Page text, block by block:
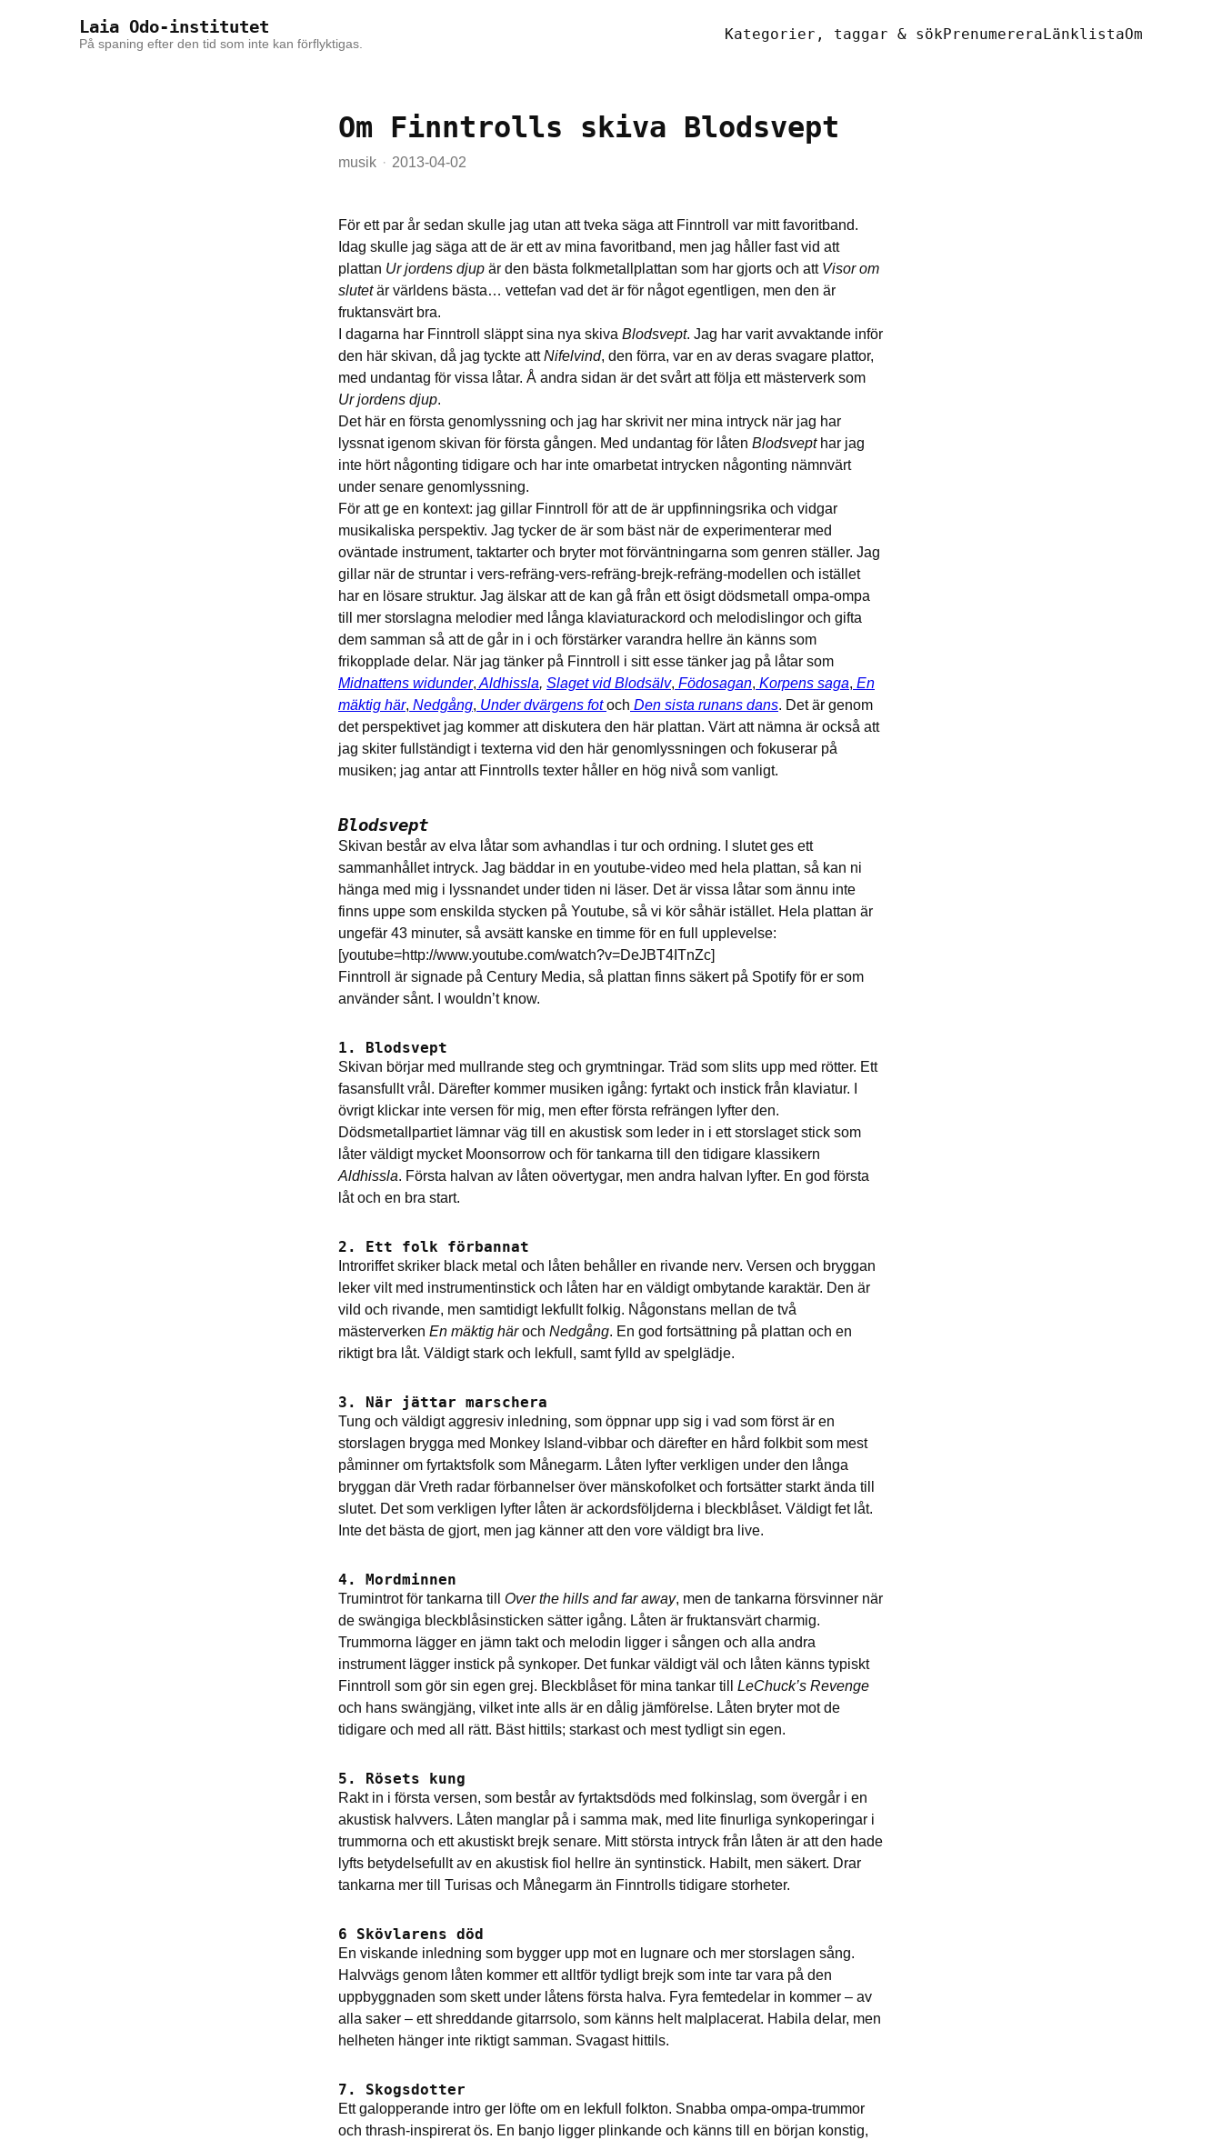
Laia Odo-institutet
På spaning efter den tid som inte kan förflyktigas.
Kategorier, taggar & sökPrenumereraLänklistaOm
Om Finntrolls skiva Blodsvept
musik 2013-04-02
För ett par år sedan skulle jag utan att tveka säga att Finntroll var mitt favoritband.
Idag skulle jag säga att de är ett av mina favoritband, men jag håller fast vid att
plattan Ur jordens djup är den bästa folkmetallplattan som har gjorts och att Visor om
slutetär världens bästa… vettefan vad det är för något egentligen, men den är
fruktansvärt bra.
I dagarna har Finntroll släppt sina nya skiva Blodsvept. Jag har varit avvaktande inför
den här skivan, då jag tyckte attNifelvind, den förra, var en av deras svagare plattor,
med undantag för vissa låtar. Å andra sidan är det svårt att följa ett mästerverk som
Ur jordens djup.
Det här en första genomlyssning och jag har skrivit ner mina intryck när jag har
lyssnat igenom skivan för första gången. Med undantag för låten Blodsvepthar jag
inte hört någonting tidigare och har inte omarbetat intrycken någonting nämnvärt
under senare genomlyssning.
För att ge en kontext: jag gillar Finntroll för att de är uppfinningsrika och vidgar
musikaliska perspektiv. Jag tycker de är som bäst när de experimenterar med
oväntade instrument, taktarter och bryter mot förväntningarna som genren ställer. Jag
gillar när de struntar i vers-refräng-vers-refräng-brejk-refräng-modellen och istället
har en lösare struktur. Jag älskar att de kan gå från ett ösigt dödsmetall ompa-ompa
till mer storslagna melodier med långa klaviaturackord och melodislingor och gifta
dem samman så att de går in i och förstärker varandra hellre än känns som
frikopplade delar. När jag tänker på Finntroll i sitt esse tänker jag på låtar som
Midnattens widunder, Aldhissla, Slaget vid Blodsälv, Födosagan, Korpens saga, En
mäktig här, Nedgång, Under dvärgens fotoch Den sista runans dans. Det är genom
det perspektivet jag kommer att diskutera den här plattan. Värt att nämna är också att
jag skiter fullständigt i texterna vid den här genomlyssningen och fokuserar på
musiken; jag antar att Finntrolls texter håller en hög nivå som vanligt.
Blodsvept
Skivan består av elva låtar som avhandlas i tur och ordning. I slutet ges ett
sammanhållet intryck. Jag bäddar in en youtube-video med hela plattan, så kan ni
hänga med mig i lyssnandet under tiden ni läser. Det är vissa låtar som ännu inte
finns uppe som enskilda stycken på Youtube, så vi kör såhär istället. Hela plattan är
ungefär 43 minuter, så avsätt kanske en timme för en full upplevelse:
[youtube=http://www.youtube.com/watch?v=DeJBT4ITnZc]
Finntroll är signade på Century Media, så plattan finns säkert på Spotify för er som
använder sånt. I wouldn’t know.
1. Blodsvept
Skivan börjar med mullrande steg och grymtningar. Träd som slits upp med rötter. Ett
fasansfullt vrål. Därefter kommer musiken igång: fyrtakt och instick från klaviatur. I
övrigt klickar inte versen för mig, men efter första refrängen lyfter den.
Dödsmetallpartiet lämnar väg till en akustisk som leder in i ett storslaget stick som
låter väldigt mycket Moonsorrow och för tankarna till den tidigare klassikern
Aldhissla. Första halvan av låten oövertygar, men andra halvan lyfter. En god första
låt och en bra start.
2. Ett folk förbannat
Introriffet skriker black metal och låten behåller en rivande nerv. Versen och bryggan
leker vilt med instrumentinstick och låten har en väldigt ombytande karaktär. Den är
vild och rivande, men samtidigt lekfullt folkig. Någonstans mellan de två
mästerverken En mäktig häroch Nedgång. En god fortsättning på plattan och en
riktigt bra låt. Väldigt stark och lekfull, samt fylld av spelglädje.
3. När jättar marschera
Tung och väldigt aggresiv inledning, som öppnar upp sig i vad som först är en
storslagen brygga med Monkey Island-vibbar och därefter en hård folkbit som mest
påminner om fyrtaktsfolk som Månegarm. Låten lyfter verkligen under den långa
bryggan där Vreth radar förbannelser över mänskofolket och fortsätter starkt ända till
slutet. Det som verkligen lyfter låten är ackordsföljderna i bleckblåset. Väldigt fet låt.
Inte det bästa de gjort, men jag känner att den vore väldigt bra live.
4. Mordminnen
Trumintrot för tankarna till Over the hills and far away, men de tankarna försvinner när
de swängiga bleckblåsinsticken sätter igång. Låten är fruktansvärt charmig.
Trummorna lägger en jämn takt och melodin ligger i sången och alla andra
instrument lägger instick på synkoper. Det funkar väldigt väl och låten känns typiskt
Finntroll som gör sin egen grej. Bleckblåset för mina tankar till LeChuck’s Revenge
och hans swängjäng, vilket inte alls är en dålig jämförelse. Låten bryter mot de
tidigare och med all rätt. Bäst hittils; starkast och mest tydligt sin egen.
5. Rösets kung
Rakt in i första versen, som består av fyrtaktsdöds med folkinslag, som övergår i en
akustisk halvvers. Låten manglar på i samma mak, med lite finurliga synkoperingar i
trummorna och ett akustiskt brejk senare. Mitt största intryck från låten är att den hade
lyfts betydelsefullt av en akustisk fiol hellre än syntinstick. Habilt, men säkert. Drar
tankarna mer till Turisas och Månegarm än Finntrolls tidigare storheter.
6 Skövlarens död
En viskande inledning som bygger upp mot en lugnare och mer storslagen sång.
Halvvägs genom låten kommer ett alltför tydligt brejk som inte tar vara på den
uppbyggnaden som skett under låtens första halva. Fyra femtedelar in kommer – av
alla saker – ett shreddande gitarrsolo, som känns helt malplacerat. Habila delar, men
helheten hänger inte riktigt samman. Svagast hittils.
7. Skogsdotter
Ett galopperande intro ger löfte om en lekfull folkton. Snabba ompa-ompa-trummor
och thrash-inspirerat ös. En banjo ligger plinkande och känns till en början konstig,